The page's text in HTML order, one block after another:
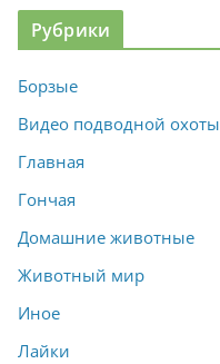
Рубрики
Борзые
Видео подводной охоты
Главная
Гончая
Домашние животные
Животный мир
Иное
Лайки